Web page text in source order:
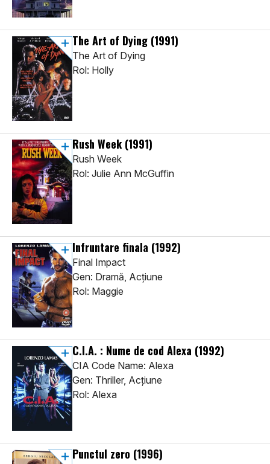
The Art of Dying (1991)
The Art of Dying
Rol: Holly
Rush Week (1991)
Rush Week
Rol: Julie Ann McGuffin
Infruntare finala (1992)
Final Impact
Gen: Dramă, Acţiune
Rol: Maggie
C.I.A. : Nume de cod Alexa (1992)
CIA Code Name: Alexa
Gen: Thriller, Acţiune
Rol: Alexa
Punctul zero (1996)